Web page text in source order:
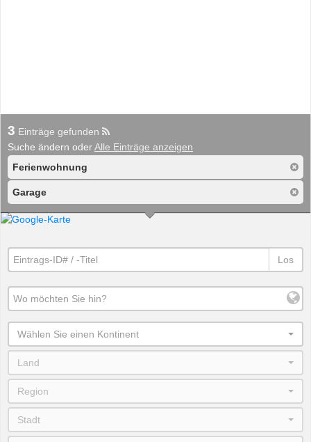
3 Einträge gefunden
Suche ändern oderAlle Einträge anzeigen
Ferienwohnung
Garage
Los
Wählen Sie einen Kontinent
Land
Region
Stadt